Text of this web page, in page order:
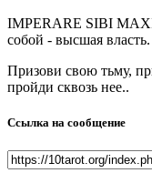
IMPERARE SIBI
собой - высшая власть.
Призови свою тьму,
пройди сквозь нее..
Ссылка на сообщение